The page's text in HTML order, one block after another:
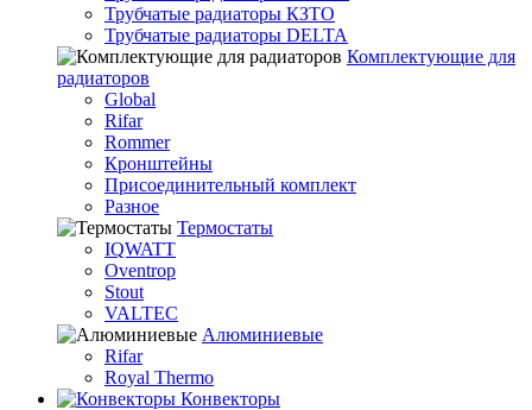
Трубчатые радиаторы КЗТО
Трубчатые радиаторы DELTA
Комплектующие для
радиаторов
Global
Rifar
Rommer
Кронштейны
Присоединительный комплект
Разное
Термостаты
IQWATT
Oventrop
Stout
VALTEC
Алюминиевые
Rifar
Royal Thermo
Конвекторы